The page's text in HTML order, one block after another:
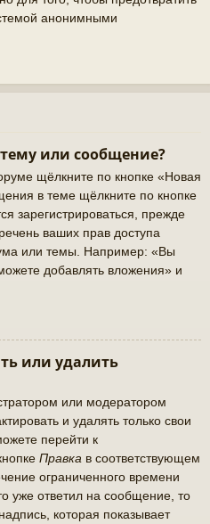
анонимными
или сообщение?
щёлкните по кнопке «Новая
в теме щёлкните по кнопке
зарегистрироваться, прежде
ваших прав доступа
или темы. Например: «Вы
добавлять вложения» и
или удалить
или модератором
и удалять только свои
перейти к
Правка в соответствующем
ограниченного времени
уже ответил на сообщение, то
которая показывает